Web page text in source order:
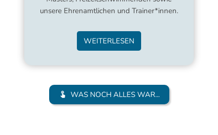
unsere Ehrenamtlichen und Trainer*innen.
WEITERLESEN
WAS NOCH ALLES WAR...